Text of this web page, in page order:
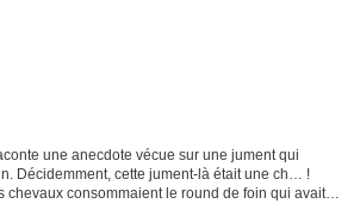
une anecdote vécue sur une jument qui
Décidemment, cette jument-là était une ch… !
chevaux consommaient le round de foin qui avait